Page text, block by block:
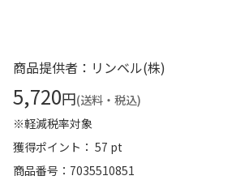
商品提供者：リンベル(株)
5,720円(送料・税込)
※軽減税率対象
獲得ポイント： 57 pt
商品番号
7035510851